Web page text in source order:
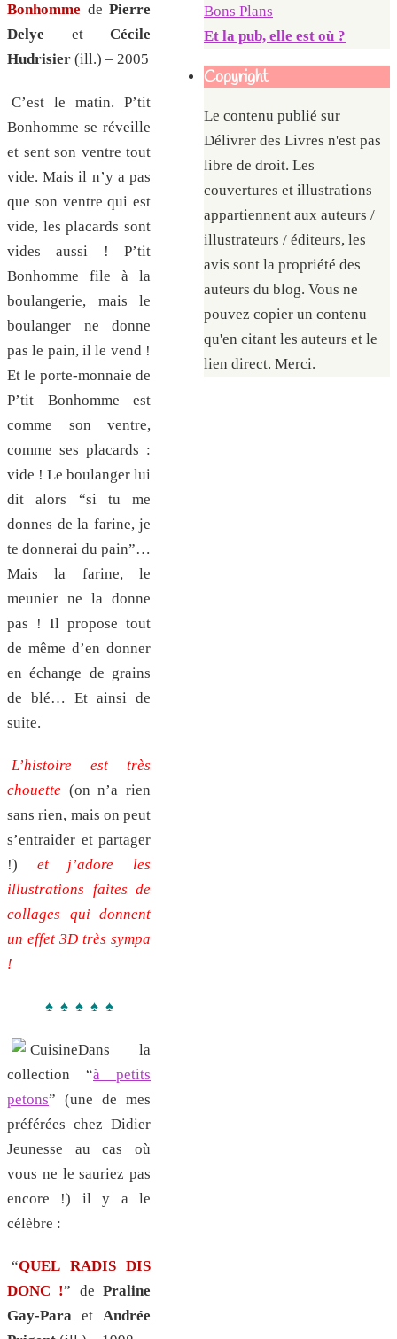
Bonhomme de Pierre
Delye et Cécile
Hudrisier (ill.) – 2005
C’est le matin. P’tit
Bonhomme se réveille
et sent son ventre tout
vide. Mais il n’y a pas
que son ventre qui est
vide, les placards sont
vides aussi ! P’tit
Bonhomme file à la
boulangerie, mais le
boulanger ne donne
pas le pain, il le vend !
Et le porte-monnaie de
P’tit Bonhomme est
comme son ventre,
comme ses placards :
vide ! Le boulanger lui
dit alors “si tu me
donnes de la farine, je
te donnerai du pain”…
Mais la farine, le
meunier ne la donne
pas ! Il propose tout
de même d’en donner
en échange de grains
de blé… Et ainsi de
suite.
L’histoire est très
chouette (on n’a rien
sans rien, mais on peut
s’entraider et partager
!) et j’adore les
illustrations faites de
collages qui donnent
un effet 3D très sympa
!
♠ ♠ ♠ ♠ ♠
Dans la
collection “à petits
petons” (une de mes
préférées chez Didier
Jeunesse au cas où
vous ne le sauriez pas
encore !) il y a le
célèbre :
“QUEL RADIS DIS
DONC !” dePraline
Gay-Para et Andrée
Bons Plans
Et la pub, elle est où ?
Copyright
Le contenu publié sur
Délivrer des Livres n'est pas
libre de droit. Les
couvertures et illustrations
appartiennent aux auteurs /
illustrateurs / éditeurs, les
avis sont la propriété des
auteurs du blog. Vous ne
pouvez copier un contenu
qu'en citant les auteurs et le
lien direct. Merci.